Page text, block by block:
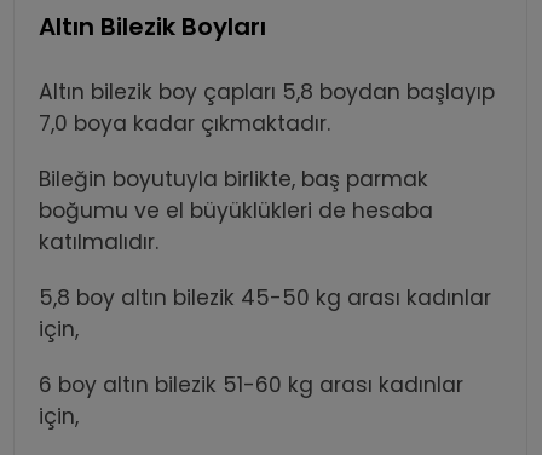
Altın Bilezik Boyları
Altın bilezik boy çapları 5,8 boydan başlayıp
7,0 boya kadar çıkmaktadır.
Bileğin boyutuyla birlikte, baş parmak
boğumu ve el büyüklükleri de hesaba
katılmalıdır.
5,8 boy altın bilezik 45-50 kg arası kadınlar
için,
6 boy altın bilezik 51-60 kg arası kadınlar
için,